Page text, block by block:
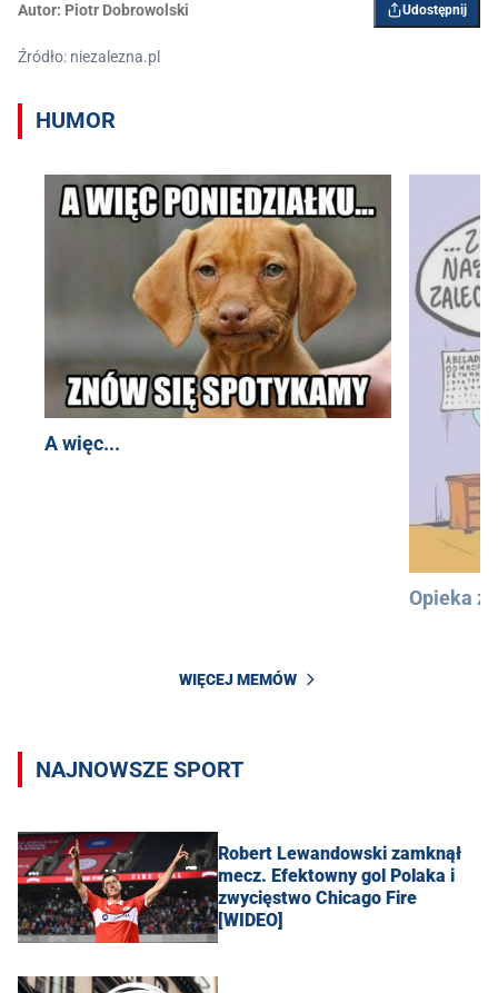
Autor: Piotr Dobrowolski Udostępnij
Źródło: niezalezna.pl
HUMOR
A więc...
Opieka
WIĘCEJ MEMÓW
NAJNOWSZE SPORT
Robert Lewandowski zamknął
mecz. Efektowny gol Polaka i
zwycięstwo Chicago Fire
[WIDEO]